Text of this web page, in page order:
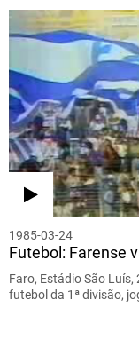
1985-03-24
Futebol: Farense
Faro, Estádio São
futebol da 1ª divisão,